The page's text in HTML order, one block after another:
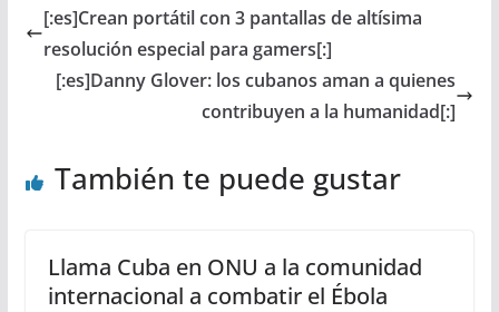
[:es]Crean portátil con 3 pantallas de altísima
resolución especial para gamers[:]
[:es]Danny Glover: los cubanos aman a quienes
contribuyen a la humanidad[:]
También te puede gustar
Llama Cuba en ONU a la comunidad
internacional a combatir el Ébola